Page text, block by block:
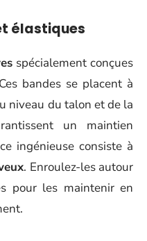
élastiques
spécialement conçues
bandes se placent à
niveau du talon et de la
un maintien
ingénieuse consiste à
. Enroulez-les autour
pour les maintenir en